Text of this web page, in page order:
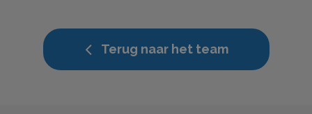
Terug naar het team